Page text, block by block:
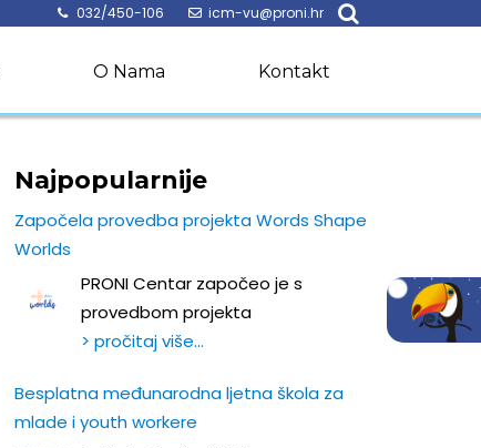
032/450-106 icm-vu@proni.hr
O Nama Kontakt
Najpopularnije
Započela provedba projekta Words Shape
Worlds
PRONI Centar započeo je s
provedbom projekta
> pročitaj više…
Besplatna međunarodna ljetna škola za
mlade i youth workere